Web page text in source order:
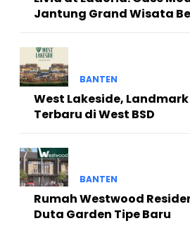
Jantung Grand Wisata
BANTEN
West Lakeside,
Terbaru di West BSD
BANTEN
Rumah Westwood
Duta Garden Tipe Baru